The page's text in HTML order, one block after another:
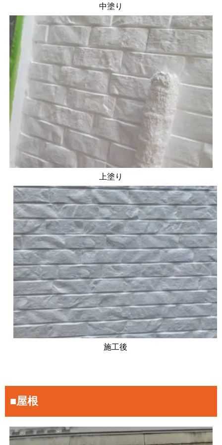
中塗り
上塗り
施工後
■屋根